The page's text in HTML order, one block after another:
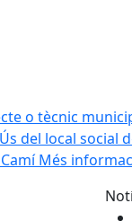
o tècnic
Ús del local social
Més